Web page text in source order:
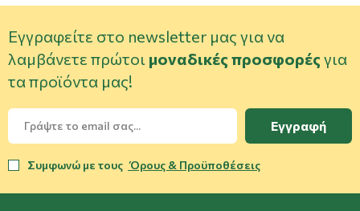
Εγγραφείτε στο newsletter μας για να
λαμβάνετε πρώτοι μοναδικές προσφορές για
τα προϊόντα μας!
Εγγραφή
Συμφωνώ με τους Όρους & Προϋποθέσεις